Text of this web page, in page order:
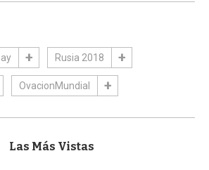
Rusia 2018
OvacionMundial
Las Más Vistas